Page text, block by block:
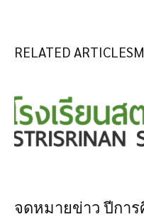
RELATED ARTICLES
จดหมายข่าว ปีการ